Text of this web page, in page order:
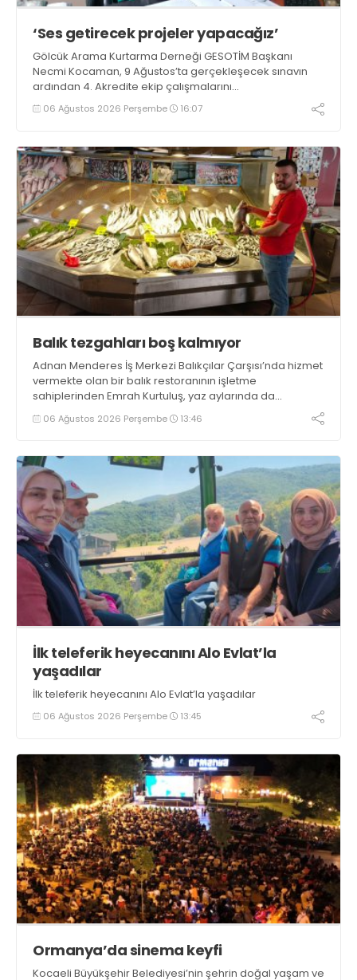
‘Ses getirecek projeler yapacağız’
Gölcük Arama Kurtarma Derneği GESOTİM Başkanı
Necmi Kocaman, 9 Ağustos’ta gerçekleşecek sınavın
ardından 4. Akredite ekip çalışmalarını
tamamlayacaklarını ifade ederek açıklamalarda
bulundu. Kocaman, “Gölcük’te ve Kocaeli genelinde ses
06 Ağustos 2026 Perşembe 16:07
Balık tezgahları boş kalmıyor
Adnan Menderes İş Merkezi Balıkçılar Çarşısı’nda hizmet
vermekte olan bir balık restoranının işletme
sahiplerinden Emrah Kurtuluş, yaz aylarında da
tezgahlarda taze balık bulunduğunu ifade ederek “Yıl
boyunca tezgahlarda taze balık bulmak mümkün
06 Ağustos 2026 Perşembe 13:46
İlk teleferik heyecanını Alo Evlat’la
yaşadılar
İlk teleferik heyecanını Alo Evlat’la yaşadılar
06 Ağustos 2026 Perşembe 13:45
Ormanya’da sinema keyfi
Kocaeli Büyükşehir Belediyesi’nin şehrin doğal yaşam ve